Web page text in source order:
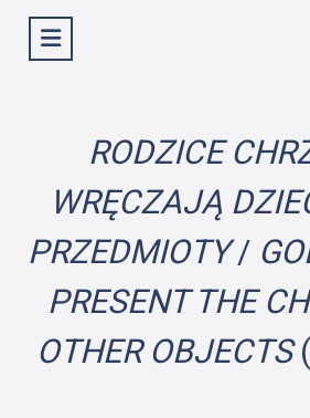
Wyświetl menu
RODZICE
WRĘCZAJĄ
PRZEDMIOTY/
PRESENT THE
OTHER OBJECTS